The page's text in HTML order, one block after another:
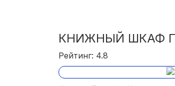
КНИЖНЫЙ ШКАФ
Рейтинг: 4.8